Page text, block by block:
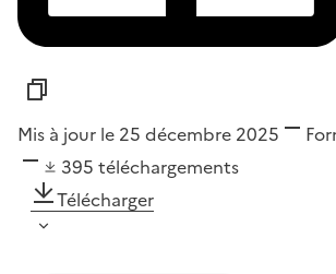
Mis à jour le 25 décembre 2025
395 téléchargements
Télécharger